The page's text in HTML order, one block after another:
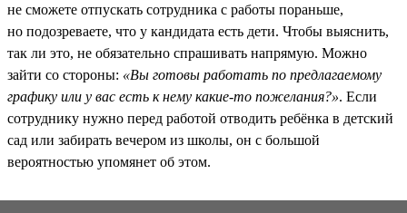
не сможете отпускать сотрудника с работы пораньше,
но подозреваете, что у кандидата есть дети. Чтобы выяснить,
так ли это, не обязательно спрашивать напрямую. Можно
зайти со стороны: «Вы готовы работать по предлагаемому
графику или у вас есть к нему какие-то пожелания?». Если
сотруднику нужно перед работой отводить ребёнка в детский
сад или забирать вечером из школы, он с большой
вероятностью упомянет об этом.